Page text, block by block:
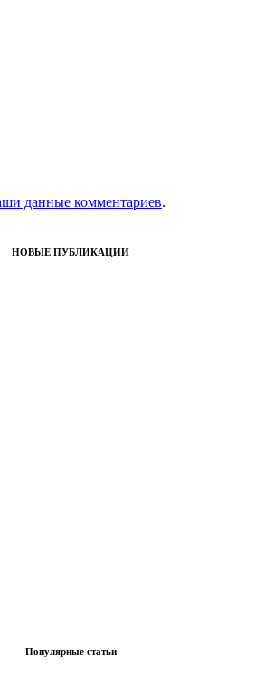
данные комментариев.
НОВЫЕ ПУБЛИКАЦИИ
Популярные статьи